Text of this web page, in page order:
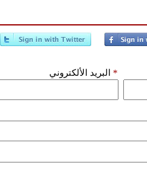
البريد الألكتروني *